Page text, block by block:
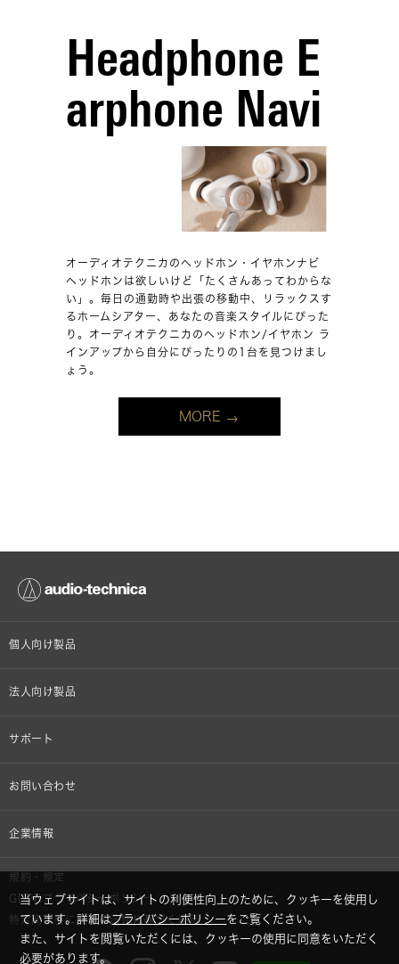
Headphone E
arphone Navi
オーディオテクニカのヘッドホン・イヤホンナビ
ヘッドホンは欲しいけど「たくさんあってわからな
い」。毎日の通勤時や出張の移動中、リラックスす
るホームシアター、あなたの音楽スタイルにぴった
り。オーディオテクニカのヘッドホン/イヤホン ラ
インアップから自分にぴったりの1台を見つけまし
ょう。
MORE
個人向け製品
オンラインストア限定
車載製品
法人向け製品
設備音響機器
半導体レーザー応用製品
サポート
個人向け製品サポート
お問い合わせ
その他、メディア 取材関連等のお問い合わせ
企業情報
株式会社オーディオテクニカ
採用情報
GLOBAL-オーディオテクニカ
規約・規定
GDPRプライバシーポリシー
特定商取引に関する法律に基づく表示
当ウェブサイトは、サイトの利便性向上のために、クッキーを使用し
ています。詳細はプライバシーポリシーをご覧ください。
また、サイトを閲覧いただくには、クッキーの使用に同意をいただく
必要があります。